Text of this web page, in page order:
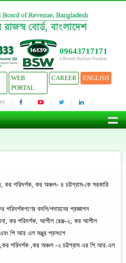
09643717171
e-Return Hotline Number
WEB
PORTAL
CAREER ENGLISH
পরিদর্শক, কর অঞ্চল- ৪ চট্টগ্রাম-কে সরকারি
বদলি/পদায়নের প্রজ্ঞাপন
কর পরিদর্শক, আপীল রেঞ্জ-২, কর আপীল
পি আর এল মঞ্জুর প্রসংগে
পরিদর্শক ,কর অঞ্চল -২ চট্টগ্রাম এর পি.আর.এল